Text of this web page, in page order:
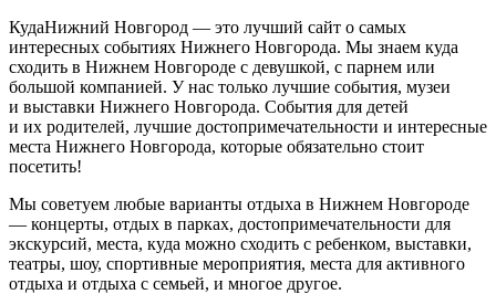
КудаНижний Новгород — это лучший сайт о самых
интересных событиях Нижнего Новгорода. Мы знаем куда
сходить в Нижнем Новгороде с девушкой, с парнем или
большой компанией. У нас только лучшие события, музеи
и выставки Нижнего Новгорода. События для детей
и их родителей, лучшие достопримечательности и интересные
места Нижнего Новгорода, которые обязательно стоит
посетить!
Мы советуем любые варианты отдыха в Нижнем Новгороде
— концерты, отдых в парках, достопримечательности для
экскурсий, места, куда можно сходить с ребенком, выставки,
театры, шоу, спортивные мероприятия, места для активного
отдыха и отдыха с семьей, и многое другое.